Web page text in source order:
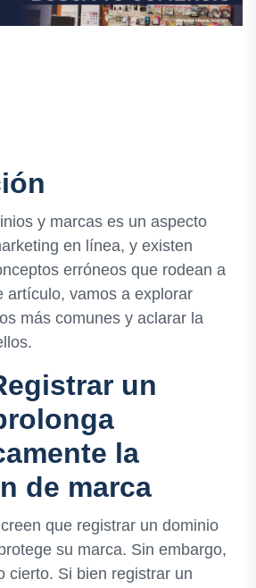
y marcas es un aspecto
en línea, y existen
erróneos que rodean a
artículo, vamos a explorar
más comunes y aclarar la
un
la
de marca
que registrar un dominio
su marca. Sin embargo,
cierto. Si bien registrar un